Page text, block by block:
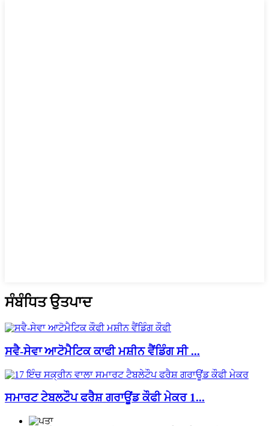
ਸੰਬੰਧਿਤ ਉਤਪਾਦ
ਸਵੈ-ਸੇਵਾ ਆਟੋਮੈਟਿਕ ਕਾਫੀ ਮਸ਼ੀਨ ਵੈਂਡਿੰਗ ਸੀ ...
ਸਮਾਰਟ ਟੇਬਲਟੌਪ ਫਰੈਸ਼ ਗਰਾਊਂਡ ਕੌਫੀ ਮੇਕਰ 1...